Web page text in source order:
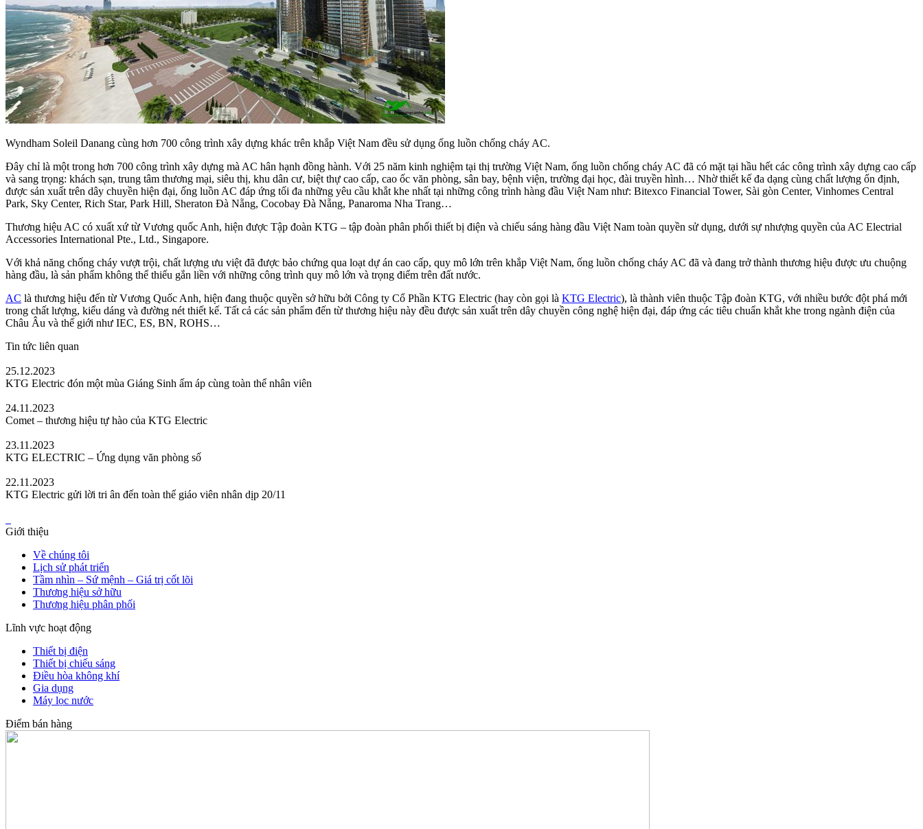
Wyndham Soleil Danang cùng hơn 700 công trình xây dựng khác trên khắp Việt Nam đều sử dụng ống luồn chống cháy AC.
Đây chỉ là một trong hơn 700 công trình xây dựng mà AC hân hạnh đồng hành. Với 25 năm kinh nghiệm tại thị trường Việt Nam, ống luồn chống cháy AC đã có mặt tại hầu hết các công trình xây dựng cao cấp
và sang trọng: khách sạn, trung tâm thương mại, siêu thị, khu dân cư, biệt thự cao cấp, cao ốc văn phòng, sân bay, bệnh viện, trường đại học, đài truyền hình… Nhờ thiết kế đa dạng cùng chất lượng ổn định,
được sản xuất trên dây chuyền hiện đại, ống luồn AC đáp ứng tối đa những yêu cầu khắt khe nhất tại những công trình hàng đầu Việt Nam như: Bitexco Financial Tower, Sài gòn Center, Vinhomes Central
Park, Sky Center, Rich Star, Park Hill, Sheraton Đà Nẵng, Cocobay Đà Nẵng, Panaroma Nha Trang…
Thương hiệu AC có xuất xứ từ Vương quốc Anh, hiện được Tập đoàn KTG – tập đoàn phân phối thiết bị điện và chiếu sáng hàng đầu Việt Nam toàn quyền sử dụng, dưới sự nhượng quyền của AC Electrial
Accessories International Pte., Ltd., Singapore.
Với khả năng chống cháy vượt trội, chất lượng ưu việt đã được bảo chứng qua loạt dự án cao cấp, quy mô lớn trên khắp Việt Nam, ống luồn chống cháy AC đã và đang trở thành thương hiệu được ưu chuộng
hàng đầu, là sản phẩm không thể thiếu gắn liền với những công trình quy mô lớn và trọng điểm trên đất nước.
AC là thương hiệu đến từ Vương Quốc Anh, hiện đang thuộc quyền sở hữu bởi Công ty Cổ Phần KTG Electric (hay còn gọi là KTG Electric), là thành viên thuộc Tập đoàn KTG, với nhiều bước đột phá mới
trong chất lượng, kiểu dáng và đường nét thiết kế. Tất cả các sản phẩm đến từ thương hiệu này đều được sản xuất trên dây chuyền công nghệ hiện đại, đáp ứng các tiêu chuẩn khắt khe trong ngành điện của
Châu Âu và thế giới như IEC, ES, BN, ROHS…
Tin tức liên quan
25.12.2023
KTG Electric đón một mùa Giáng Sinh ấm áp cùng toàn thể nhân viên
24.11.2023
Comet – thương hiệu tự hào của KTG Electric
23.11.2023
KTG ELECTRIC – Ứng dụng văn phòng số
22.11.2023
KTG Electric gửi lời tri ân đến toàn thể giáo viên nhân dịp 20/11
Giới thiệu
Về chúng tôi
Lịch sử phát triển
Tầm nhìn – Sứ mệnh – Giá trị cốt lõi
Thương hiệu sở hữu
Thương hiệu phân phối
Lĩnh vực hoạt động
Thiết bị điện
Thiết bị chiếu sáng
Điều hòa không khí
Gia dụng
Máy lọc nước
Điểm bán hàng